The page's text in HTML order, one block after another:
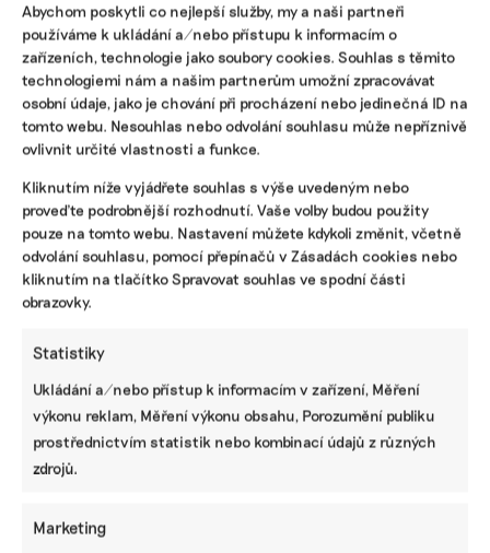
Abychom poskytli co nejlepší služby, my a naši partneři
používáme k ukládání a/nebo přístupu k informacím o
zařízeních, technologie jako soubory cookies. Souhlas s těmito
technologiemi nám a našim partnerům umožní zpracovávat
osobní údaje, jako je chování při procházení nebo jedinečná ID na
tomto webu. Nesouhlas nebo odvolání souhlasu může nepříznivě
ovlivnit určité vlastnosti a funkce.
Kliknutím níže vyjádřete souhlas s výše uvedeným nebo
proveďte podrobnější rozhodnutí. Vaše volby budou použity
pouze na tomto webu. Nastavení můžete kdykoli změnit, včetně
odvolání souhlasu, pomocí přepínačů v Zásadách cookies nebo
kliknutím na tlačítko Spravovat souhlas ve spodní části
obrazovky.
Statistiky
Ukládání a/nebo přístup k informacím v zařízení, Měření
výkonu reklam, Měření výkonu obsahu, Porozumění publiku
prostřednictvím statistik nebo kombinací údajů z různých
zdrojů.
Marketing
informace dostupné všem.
Díky vaší podpoře se můžeme pustit do témat,
která by jinak nevznikla.
Přispějte na vznik obsahu.